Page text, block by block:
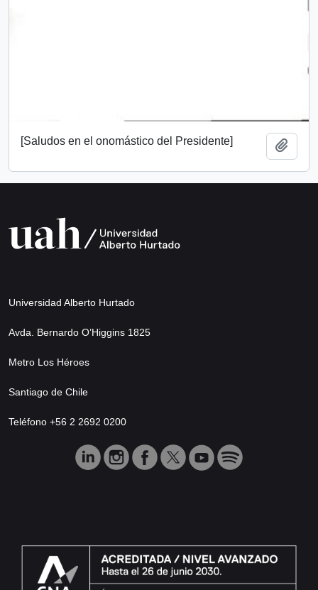
[Saludos en el onomástico del Presidente]
Universidad Alberto Hurtado
Avda. Bernardo O’Higgins 1825
Metro Los Héroes
Santiago de Chile
Teléfono +56 2 2692 0200